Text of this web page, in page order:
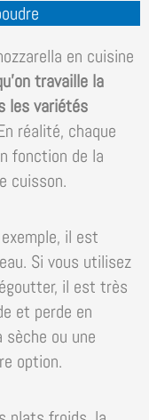
en cuisine
travaille la
les variétés
réalité, chaque
fonction de la
cuisson.
il est
Si vous utilisez
il est très
et perde en
ou une
option.